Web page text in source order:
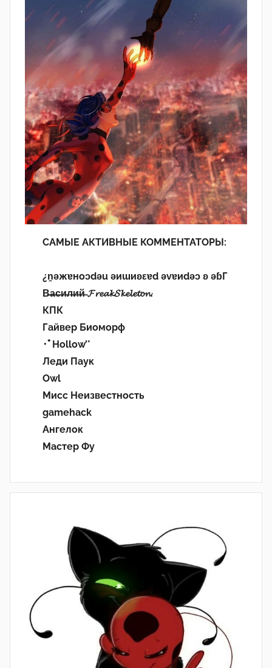
САМЫЕ АКТИВНЫЕ КОММЕНТАТОРЫ:
¿n̯ǝжɐноɔdǝu ǝиɯиʚεɐd ǝvɐиdǝɔ ʚ ǝɓГ
В̶а̶с̶и̶л̶и̶й̶ 𝓕𝓻𝓮𝓪𝓴𝓢𝓴𝓮𝓵𝓮𝓽𝓸𝓷.
КПК
Гайвер Биоморф
･ﾟHollow’°
Леди Паук
Owl
Мисс Неизвестность
gamehack
Ангелок
Мастер Фу